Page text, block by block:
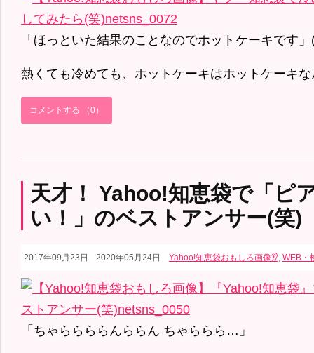
「ほっといた結果のことなのでホットケーキです
熱くても冷めても、ホットケーキはホットケーキ
コメントする （0）
天才！ Yahoo!知恵袋で「ピ
い！」のベストアンサー(笑)
2017年09月23日 2020年05月24日 Yahoo!知恵袋おもしろ画像👂, WEB・
「ちゃららららんららん ちゃららら…」